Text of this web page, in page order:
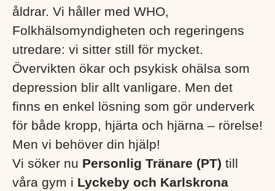
åldrar. Vi håller med WHO,
Folkhälsomyndigheten och regeringens
utredare: vi sitter still för mycket.
Övervikten ökar och psykisk ohälsa som
depression blir allt vanligare. Men det
finns en enkel lösning som gör underverk
för både kropp, hjärta och hjärna – rörelse!
Men vi behöver din hjälp!
Vi söker nu Personlig Tränare (PT) till
våra gym i Lyckeby och Karlskrona